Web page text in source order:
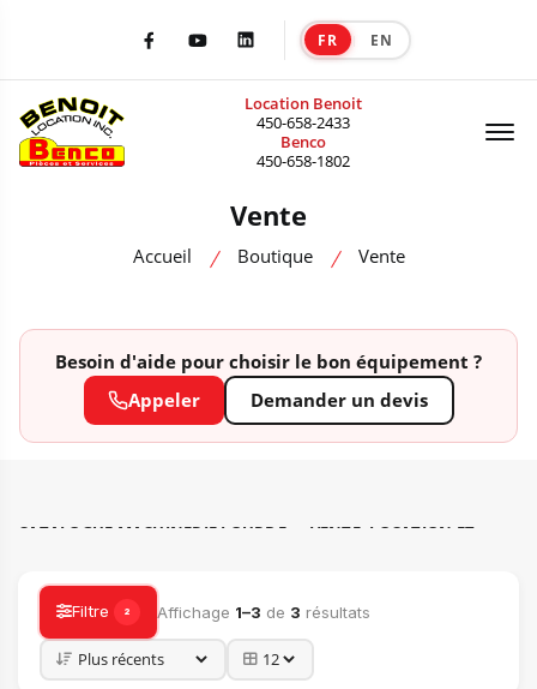
FacebookYoutubeLinkedIn FR EN
Location Benoit
450-658-2433
Benco
450-658-1802
Vente
Accueil Boutique Vente
Besoin d'aide pour choisir le bon équipement ?
Appeler
Demander un devis
CATALOGUE MACHINERIE LOURDE — VENTE, LOCATION ET
Filtre 2 Affichage 1–3 de 3 résultats